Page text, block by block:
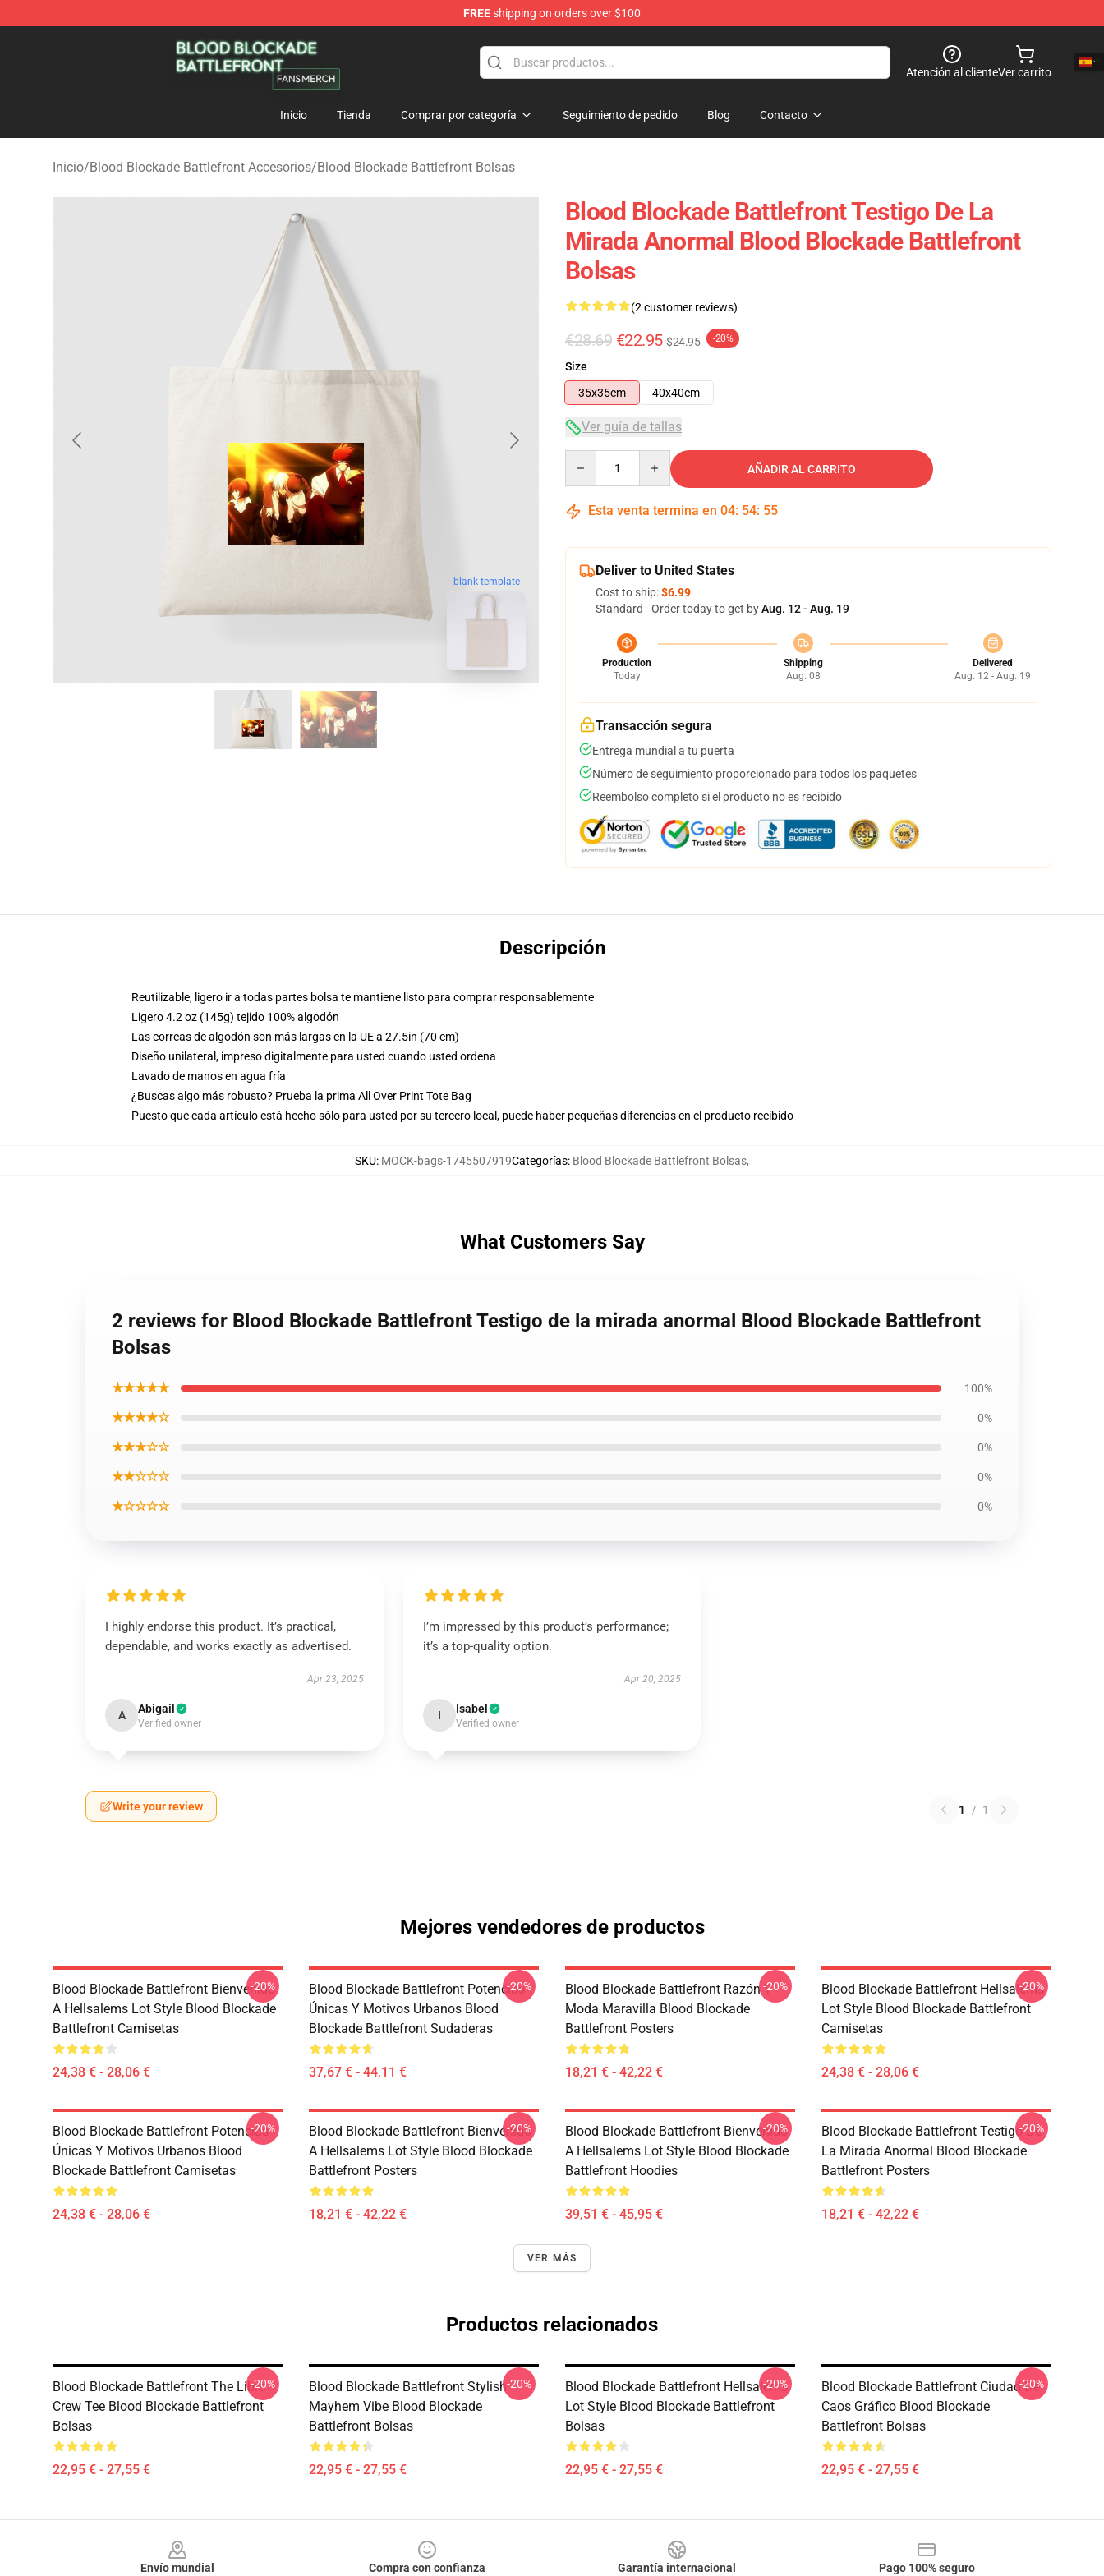
FREEshipping on orders over $100
Blood Blockade Battlefront Shop - Official Blood Blockade Battlefront Merchandise Store
Atención al clienteVer carrito
Inicio Tienda Comprar por categoría Seguimiento de pedido Blog Contacto
Inicio/Blood Blockade Battlefront Accesorios/Blood Blockade Battlefront Bolsas
blank template
Blood Blockade Battlefront Testigo De La
Mirada Anormal Blood Blockade Battlefront
Bolsas
(2 customer reviews)
€28.69 €22.95 $24.95 -20%
Size
35x35cm
40x40cm
Ver guía de tallas
AÑADIR AL CARRITO
Esta venta termina en 04: 54: 54
Deliver to United States
Cost to ship:$6.99
Standard - Order today to get byAug. 12 - Aug. 19
Production
Today
Shipping
Aug. 08
Delivered
Aug. 12 - Aug. 19
Transacción segura
Entrega mundial a tu puerta
Número de seguimiento proporcionado para todos los paquetes
Reembolso completo si el producto no es recibido
Descripción
Reutilizable, ligero ir a todas partes bolsa te mantiene listo para comprar responsablemente
Ligero 4.2 oz (145g) tejido 100% algodón
Las correas de algodón son más largas en la UE a 27.5in (70 cm)
Diseño unilateral, impreso digitalmente para usted cuando usted ordena
Lavado de manos en agua fría
¿Buscas algo más robusto? Prueba la prima All Over Print Tote Bag
Puesto que cada artículo está hecho sólo para usted por su tercero local, puede haber pequeñas diferencias en el producto recibido
SKU: MOCK-bags-1745507919Categorías: Blood Blockade Battlefront Bolsas,
What Customers Say
2 reviews for Blood Blockade Battlefront Testigo de la mirada anormal Blood Blockade Battlefront
Bolsas
★★★★★ 100%
★★★★☆ 0%
★★★☆☆ 0%
★★☆☆☆ 0%
★☆☆☆☆ 0%
I highly endorse this product. It’s practical,
dependable, and works exactly as advertised.
Apr 23, 2025
A Abigail
Verified owner
I’m impressed by this product’s performance;
it’s a top-quality option.
Apr 20, 2025
I Isabel
Verified owner
Write your review 1 / 1
Mejores vendedores de productos
Blood Blockade Battlefront Bienvenido
A Hellsalems Lot Style Blood Blockade
Battlefront Camisetas
24,38 € - 28,06 €
-20%
Blood Blockade Battlefront Potencias
Únicas Y Motivos Urbanos Blood
Blockade Battlefront Sudaderas
37,67 € - 44,11 €
-20%
Blood Blockade Battlefront Razón Y
Moda Maravilla Blood Blockade
Battlefront Posters
18,21 € - 42,22 €
-20%
Blood Blockade Battlefront Hellsalems
Lot Style Blood Blockade Battlefront
Camisetas
24,38 € - 28,06 €
-20%
Blood Blockade Battlefront Potencias
Únicas Y Motivos Urbanos Blood
Blockade Battlefront Camisetas
24,38 € - 28,06 €
-20%
Blood Blockade Battlefront Bienvenido
A Hellsalems Lot Style Blood Blockade
Battlefront Posters
18,21 € - 42,22 €
-20%
Blood Blockade Battlefront Bienvenido
A Hellsalems Lot Style Blood Blockade
Battlefront Hoodies
39,51 € - 45,95 €
-20%
Blood Blockade Battlefront Testigo De
La Mirada Anormal Blood Blockade
Battlefront Posters
18,21 € - 42,22 €
-20%
VER MÁS
Productos relacionados
Blood Blockade Battlefront The Libra
Crew Tee Blood Blockade Battlefront
Bolsas
22,95 € - 27,55 €
-20%
Blood Blockade Battlefront Stylish
Mayhem Vibe Blood Blockade
Battlefront Bolsas
22,95 € - 27,55 €
-20%
Blood Blockade Battlefront Hellsalems
Lot Style Blood Blockade Battlefront
Bolsas
22,95 € - 27,55 €
-20%
Blood Blockade Battlefront Ciudad De
Caos Gráfico Blood Blockade
Battlefront Bolsas
22,95 € - 27,55 €
-20%
Envío mundial Compra con confianza Garantía internacional Pago 100% seguro